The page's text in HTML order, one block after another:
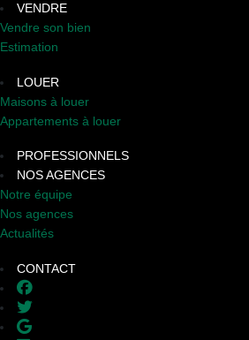
VENDRE
Vendre son bien
Estimation
LOUER
Maisons à louer
Appartements à louer
PROFESSIONNELS
NOS AGENCES
Notre équipe
Nos agences
Actualités
CONTACT